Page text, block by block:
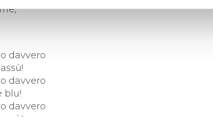
davvero
davvero
blu!
davvero